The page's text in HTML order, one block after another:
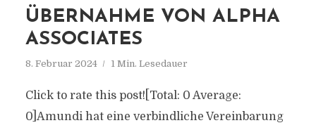
ÜBERNAHME VON ALPHA
ASSOCIATES
8. Februar 2024 1 Min. Lesedauer
Click to rate this post![Total: 0 Average:
0]Amundi hat eine verbindliche Vereinbarung